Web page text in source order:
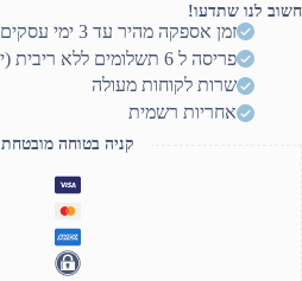
12"
חשוב לנו שתדעו!
זמן אספקה מהיר עד 3 ימי עסקים
פריסה ל 6 תשלומים ללא ריבית (יותר? דברו איתנו)
שרות לקוחות מעולה
אחריות רשמית
קניה בטוחה מובטחת